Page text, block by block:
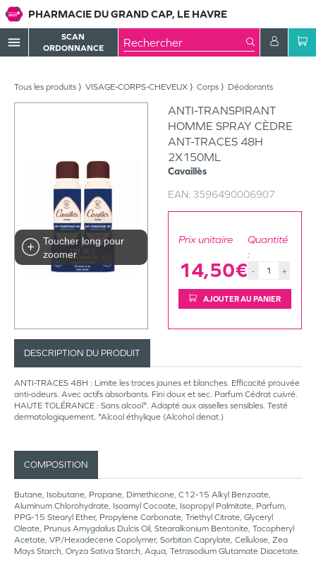
PHARMACIE DU GRAND CAP, LE HAVRE
menu
SCAN
ORDONNANCE
Tous les produits VISAGE-CORPS-CHEVEUX Corps Déodorants
Toucher long pour
zoomer
ANTI-TRANSPIRANT
HOMME SPRAY CÈDRE
ANT-TRACES 48H
2X150ML
Cavaillès
EAN: 3596490006907
Prix unitaire
14,50€
Quantité
:
- +
AJOUTER AU PANIER
DESCRIPTION DU PRODUIT
ANTI-TRACES 48H : Limite les traces jaunes et blanches. Efficacité prouvée
anti-odeurs. Avec actifs absorbants. Fini doux et sec. Parfum Cédrat cuivré.
HAUTE TOLÉRANCE : Sans alcool*. Adapté aux aisselles sensibles. Testé
dermatologiquement. *Alcool éthylique (Alcohol denat.)
COMPOSITION
Butane, Isobutane, Propane, Dimethicone, C12-15 Alkyl Benzoate,
Aluminum Chlorohydrate, Isoamyl Cocoate, Isopropyl Palmitate, Parfum,
PPG-15 Stearyl Ether, Propylene Carbonate, Triethyl Citrate, Glyceryl
Oleate, Prunus Amygdalus Dulcis Oil, Stearalkonium Bentonite, Tocopheryl
Acetate, VP/Hexadecene Copolymer, Sorbitan Caprylate, Cellulose, Zea
Mays Starch, Oryza Sativa Starch, Aqua, Tetrasodium Glutamate Diacetate.